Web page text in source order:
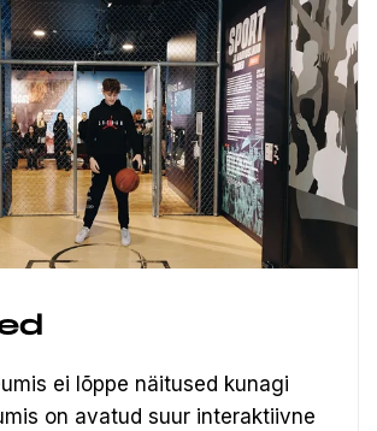
ei lõppe näitused kunagi
on avatud suur interaktiivne